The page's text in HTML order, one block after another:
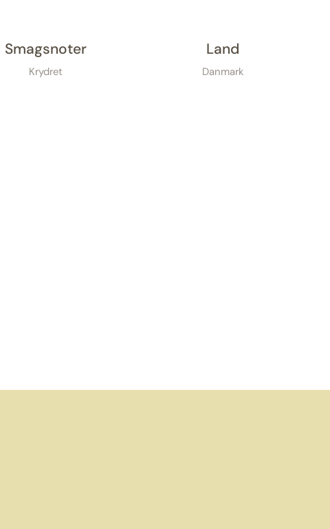
Smagsnoter
Krydret
Land
Danmark